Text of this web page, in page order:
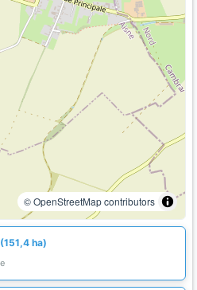
© OpenStreetMap contributors
ha)